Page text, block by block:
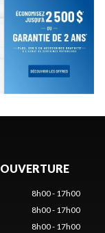
8h00 - 17h00
8h00 - 17h00
8h00 - 17h00